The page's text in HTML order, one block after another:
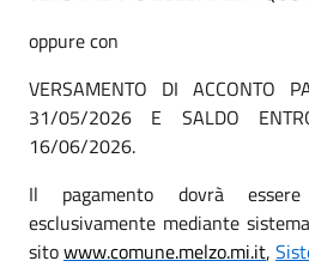
oppure con
VERSAMENTO DI ACCONTO
31/05/2026 E SALDO
16/06/2026.
Il pagamento dovrà
esclusivamente mediante
sitowww.comune.melzo.mi.it,